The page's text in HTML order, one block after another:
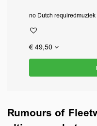
no Dutch requiredmuziek
€ 49,50
Rumours of